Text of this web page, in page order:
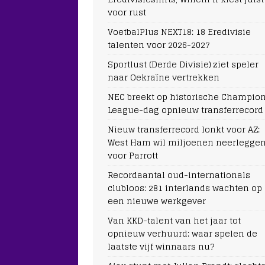
voor rust
VoetbalPlus NEXT18: 18 Eredivisie
talenten voor 2026-2027
Sportlust (Derde Divisie) ziet speler
naar Oekraïne vertrekken
NEC breekt op historische
League-dag opnieuw transferrecord
Nieuw transferrecord lonkt voor AZ:
West Ham wil miljoenen
voor Parrott
Recordaantal oud-internationals
clubloos: 281 interlands wachten op
een nieuwe werkgever
Van KKD-talent van het jaar tot
opnieuw verhuurd: waar spelen de
laatste vijf winnaars nu?